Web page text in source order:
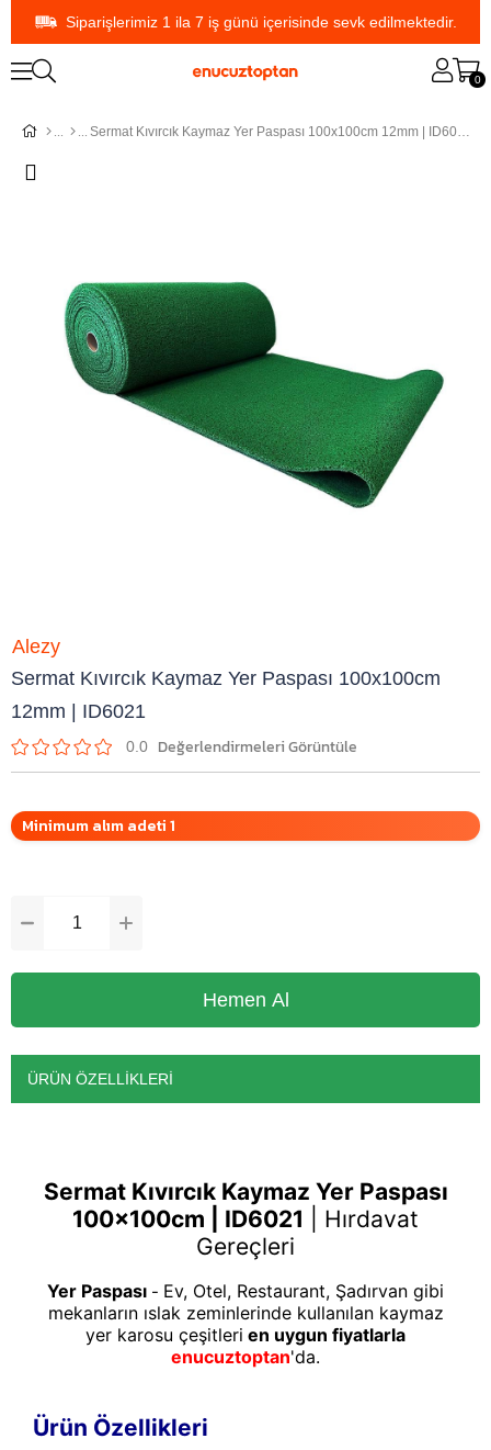
Siparişlerimiz 1 ila 7 iş günü içerisinde sevk edilmektedir.
0
Sermat Kıvırcık Kaymaz Yer Paspası 100x100cm 12mm | ID6021
Sermat Kıvırcık Kaymaz Yer Paspası 100x100cm
12mm | ID6021
0.0
Alezy
Minimum alım adeti 1
ÜRÜN ÖZELLIKLERI
Sermat Kıvırcık Kaymaz Yer Paspası
100x100cm | ID6021
Hırdavat
Gereçleri
Yer Paspası - Ev, Otel, Restaurant, Şadırvan gibi
mekanların ıslak zeminlerinde kullanılan kaymaz
yer karosu çeşitleri en uygun fiyatlarla
enucuztoptan'da.
Ürün Özellikleri